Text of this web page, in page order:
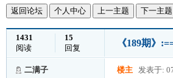
返回论坛 个人中心 上一主题 下一主题
1431
阅读
15
回复
《189期》
二满子 楼主 发表于: